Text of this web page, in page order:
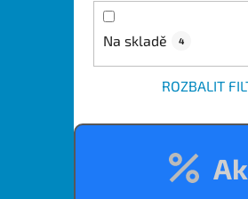
Na skladě 4
ROZBALIT